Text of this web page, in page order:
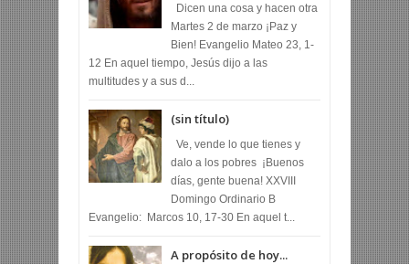
Dicen una cosa y hacen otra
Martes 2 de marzo ¡Paz y
Bien! Evangelio Mateo 23, 1-
12 En aquel tiempo, Jesús dijo a las
multitudes y a sus d...
(sin título)
Ve, vende lo que tienes y
dalo a los pobres ¡Buenos
días, gente buena! XXVIII
Domingo Ordinario B
Evangelio: Marcos 10, 17-30 En aquel t...
A propósito de hoy...